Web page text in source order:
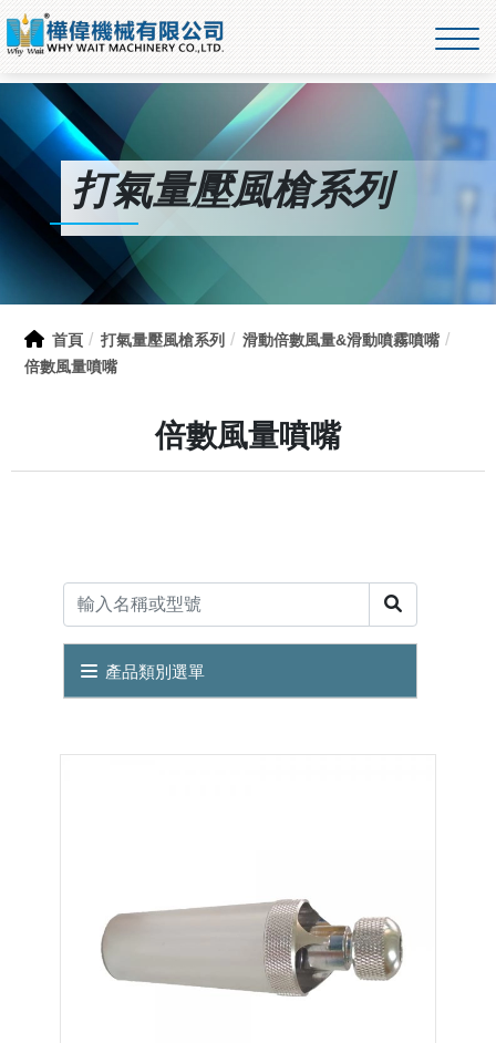
打氣量壓風槍系列
首頁 打氣量壓風槍系列
滑動倍數風量&滑動噴霧噴嘴
倍數風量噴嘴
倍數風量噴嘴
產品類別選單